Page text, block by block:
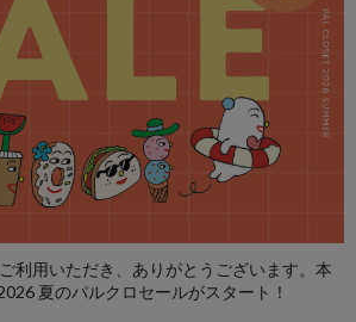
利用いただき、ありがとうございます。本
夏のパルクロセールがスタート！